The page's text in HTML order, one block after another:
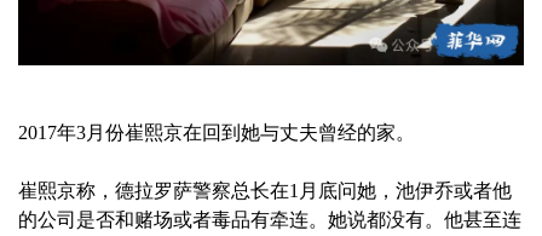
2017年3月份崔熙京在回到她与丈夫曾经的家。
崔熙京称，德拉罗萨警察总长在1月底问她，池伊乔或者他
的公司是否和赌场或者毒品有牵连。她说都没有。他甚至连